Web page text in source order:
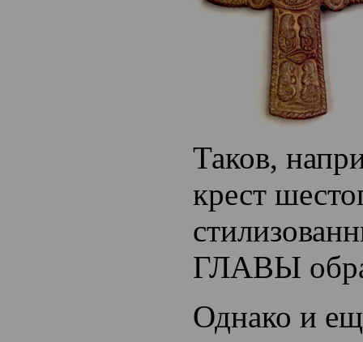
Таков,
крест
ГЛАВЫ
Однако и